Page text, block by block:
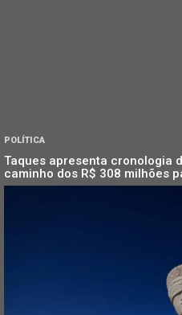
POLÍTICA
Taques apresenta cronologia
caminho dos R$ 308 milhões